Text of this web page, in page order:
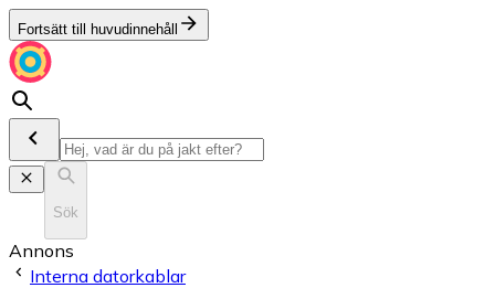
Fortsätt till huvudinnehåll
Sök
Annons
Interna datorkablar